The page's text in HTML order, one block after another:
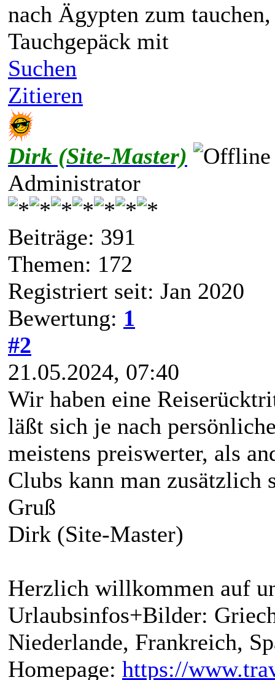
nach Ägypten zum
Tauchgepäck mit
Suchen
Zitieren
Dirk (Site-Master)
Administrator
Beiträge: 391
Themen: 172
Registriert seit: Jan 2020
Bewertung: 1
#2
21.05.2024, 07:40
Wir haben eine
läßt sich je nach
meistens preiswerter, als
Clubs kann man zusätzlich
Gruß
Dirk (Site-Master)
Herzlich willkommen auf
Urlaubsinfos+Bilder:
Niederlande, Frankreich,
Homepage: https://